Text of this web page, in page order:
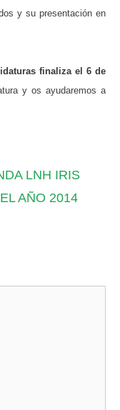
y su presentación en
finaliza el 6 de
y os ayudaremos a
LNH IRIS
AÑO 2014